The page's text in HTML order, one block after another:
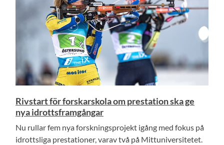
Rivstart för forskarskola om prestation ska ge
nya idrottsframgångar
Nu rullar fem nya forskningsprojekt igång med fokus på
idrottsliga prestationer, varav två på Mittuniversitetet.